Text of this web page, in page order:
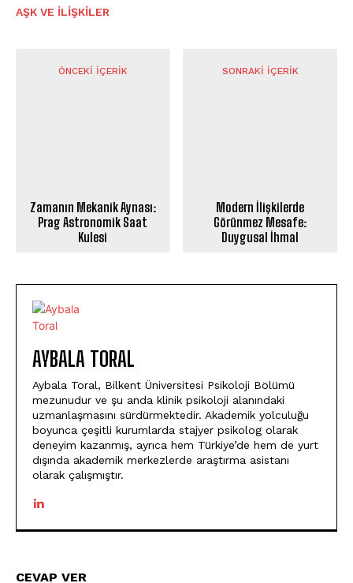
AŞK VE İLIŞKILER
ÖNCEKI İÇERIK
Zamanın Mekanik Aynası:
Prag Astronomik Saat
Kulesi
SONRAKI İÇERIK
Modern İlişkilerde
Görünmez Mesafe:
Duygusal İhmal
AYBALA TORAL
Aybala Toral, Bilkent Üniversitesi Psikoloji Bölümü
mezunudur ve şu anda klinik psikoloji alanındaki
uzmanlaşmasını sürdürmektedir. Akademik yolculuğu
boyunca çeşitli kurumlarda stajyer psikolog olarak
deneyim kazanmış, ayrıca hem Türkiye’de hem de yurt
dışında akademik merkezlerde araştırma asistanı
olarak çalışmıştır.
CEVAP VER